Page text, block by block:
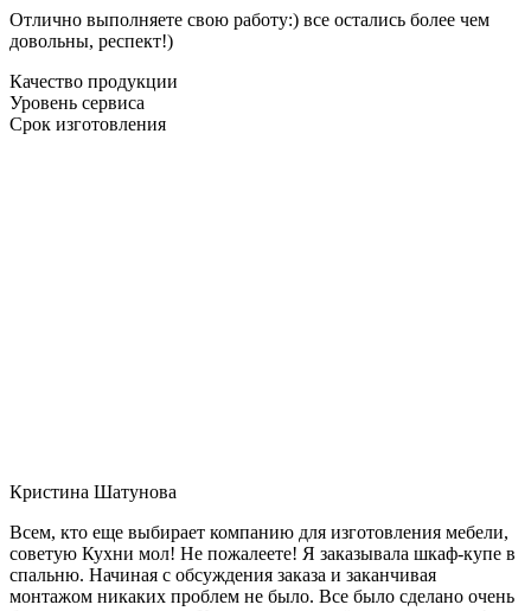
Отлично выполняете свою работу:) все остались более чем
довольны, респект!)
Качество продукции
Уровень сервиса
Срок изготовления
Кристина Шатунова
Всем, кто еще выбирает компанию для изготовления мебели,
советую Кухни мол! Не пожалеете! Я заказывала шкаф-купе в
спальню. Начиная с обсуждения заказа и заканчивая
монтажом никаких проблем не было. Все было сделано очень